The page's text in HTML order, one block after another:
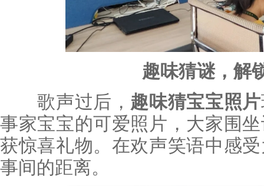
趣味猜谜，解
歌声过后， 趣味猜宝宝照片
事家宝宝的可爱照片，大家围
获惊喜礼物。在欢声笑语中感
事间的距离。